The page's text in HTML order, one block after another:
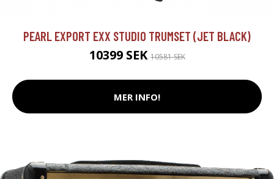
PEARL EXPORT EXX STUDIO TRUMSET (JET BLACK)
10399 SEK10581 SEK
MER INFO!